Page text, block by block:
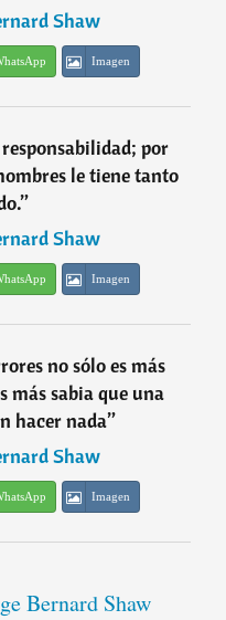
Shaw
Imagen
por
le tiene tanto
”
Shaw
Imagen
no sólo es más
más sabia que una
hacer nada”
Shaw
Imagen
Bernard Shaw